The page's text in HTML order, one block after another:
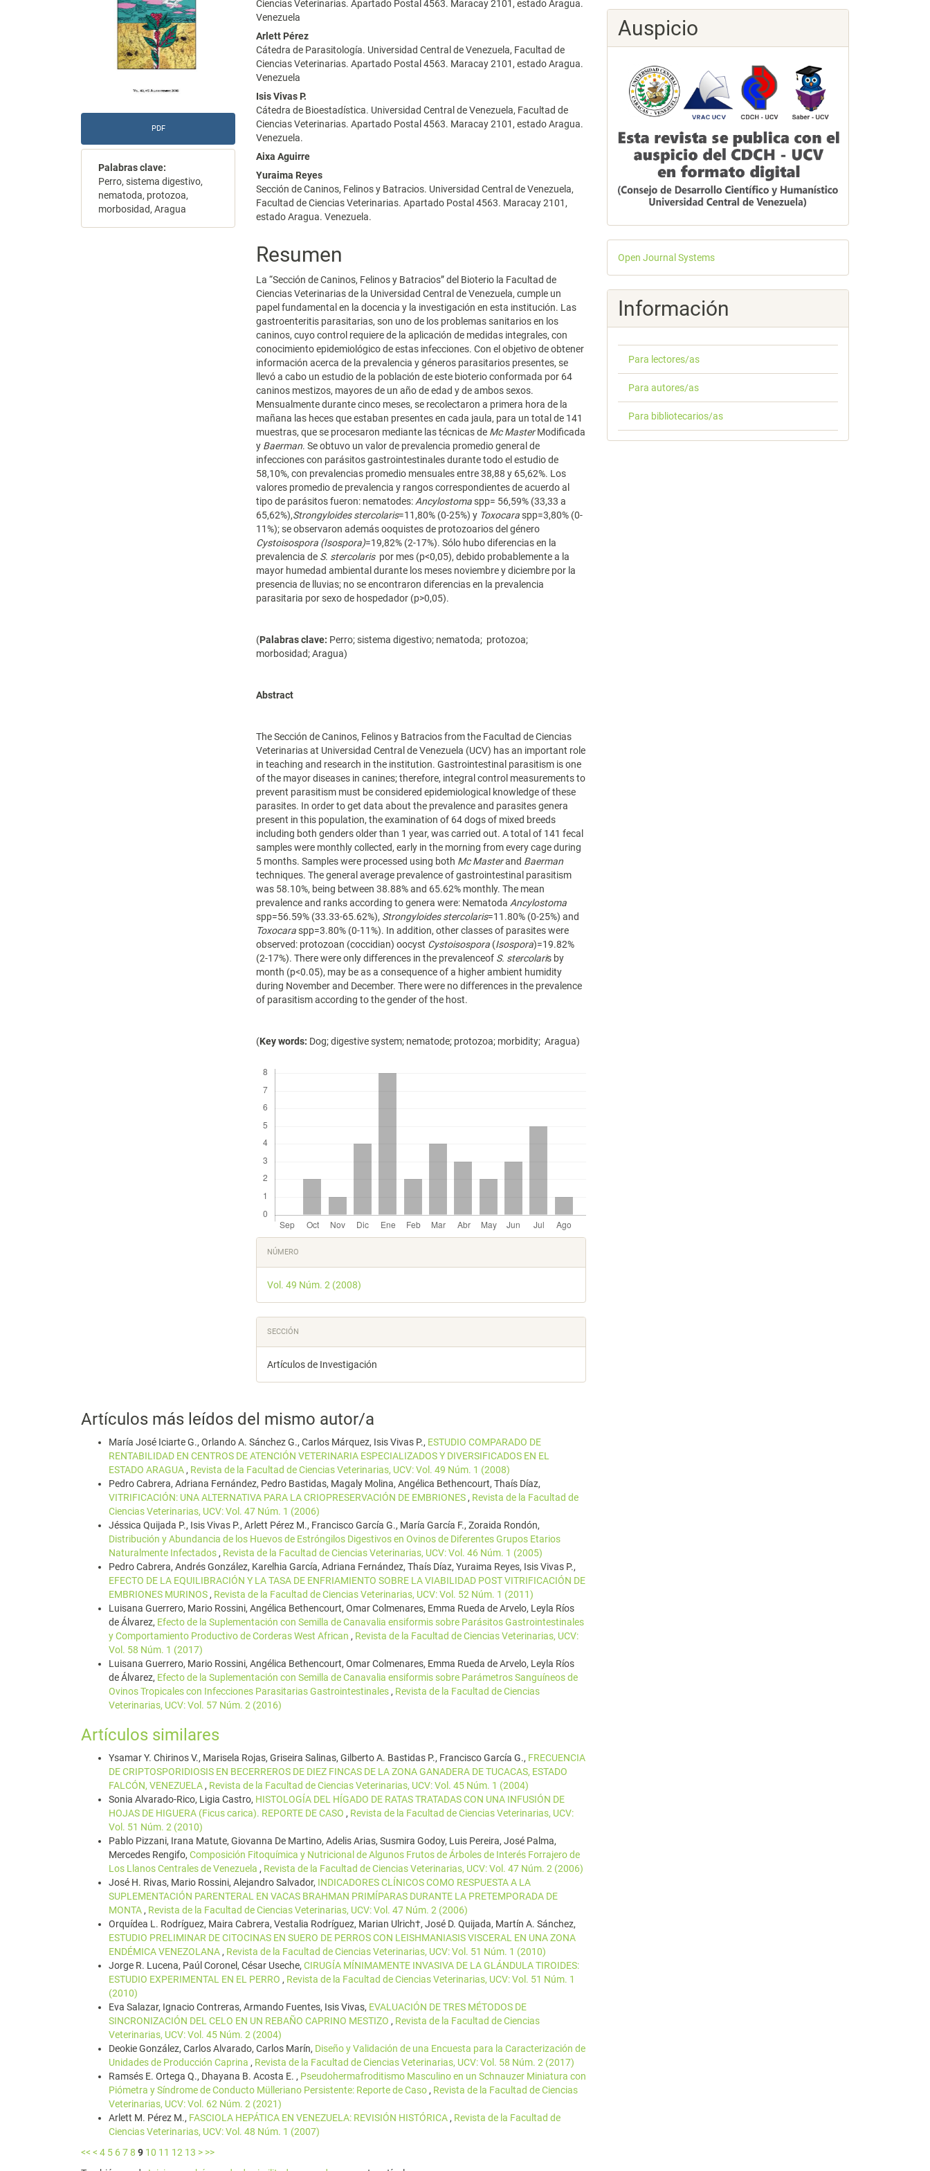
PDF
Palabras clave:
Perro, sistema digestivo,
nematoda, protozoa,
morbosidad, Aragua
Ciencias Veterinarias. Apartado Postal 4563. Maracay 2101, estado Aragua.
Venezuela
Arlett Pérez
Cátedra de Parasitología. Universidad Central de Venezuela, Facultad de
Ciencias Veterinarias. Apartado Postal 4563. Maracay 2101, estado Aragua.
Venezuela
Isis Vivas P.
Cátedra de Bioestadística. Universidad Central de Venezuela, Facultad de
Ciencias Veterinarias. Apartado Postal 4563. Maracay 2101, estado Aragua.
Venezuela.
Aixa Aguirre
Yuraima Reyes
Sección de Caninos, Felinos y Batracios. Universidad Central de Venezuela,
Facultad de Ciencias Veterinarias. Apartado Postal 4563. Maracay 2101,
estado Aragua. Venezuela.
Resumen
La “Sección de Caninos, Felinos y Batracios” del Bioterio la Facultad de
Ciencias Veterinarias de la Universidad Central de Venezuela, cumple un
papel fundamental en la docencia y la investigación en esta institución. Las
gastroenteritis parasitarias, son uno de los problemas sanitarios en los
caninos, cuyo control requiere de la aplicación de medidas integrales, con
conocimiento epidemiológico de estas infecciones. Con el objetivo de obtener
información acerca de la prevalencia y géneros parasitarios presentes, se
llevó a cabo un estudio de la población de este bioterio conformada por 64
caninos mestizos, mayores de un año de edad y de ambos sexos.
Mensualmente durante cinco meses, se recolectaron a primera hora de la
mañana las heces que estaban presentes en cada jaula, para un total de 141
muestras, que se procesaron mediante las técnicas de Mc MasterModificada
y Baerman. Se obtuvo un valor de prevalencia promedio general de
infecciones con parásitos gastrointestinales durante todo el estudio de
58,10%, con prevalencias promedio mensuales entre 38,88 y 65,62%. Los
valores promedio de prevalencia y rangos correspondientes de acuerdo al
tipo de parásitos fueron: nematodes: Ancylostomaspp= 56,59% (33,33 a
65,62%),Strongyloides stercolaris=11,80% (0-25%) y Toxocaraspp=3,80% (0-
11%); se observaron además ooquistes de protozoarios del género
Cystoisospora (Isospora)=19,82% (2-17%). Sólo hubo diferencias en la
prevalencia de S. stercolarispor mes (p<0,05), debido probablemente a la
mayor humedad ambiental durante los meses noviembre y diciembre por la
presencia de lluvias; no se encontraron diferencias en la prevalencia
parasitaria por sexo de hospedador (p>0,05).
(Palabras clave: Perro; sistema digestivo; nematoda; protozoa;
morbosidad; Aragua)
Abstract
The Sección de Caninos, Felinos y Batracios from the Facultad de Ciencias
Veterinarias at Universidad Central de Venezuela (UCV) has an important role
in teaching and research in the institution. Gastrointestinal parasitism is one
of the mayor diseases in canines; therefore, integral control measurements to
prevent parasitism must be considered epidemiological knowledge of these
parasites. In order to get data about the prevalence and parasites genera
present in this population, the examination of 64 dogs of mixed breeds
including both genders older than 1 year, was carried out. A total of 141 fecal
samples were monthly collected, early in the morning from every cage during
5 months. Samples were processed using both Mc Masterand Baerman
techniques. The general average prevalence of gastrointestinal parasitism
was 58.10%, being between 38.88% and 65.62% monthly. The mean
prevalence and ranks according to genera were: Nematoda Ancylostoma
spp=56.59% (33.33-65.62%), Strongyloides stercolaris=11.80% (0-25%) and
Toxocaraspp=3.80% (0-11%). In addition, other classes of parasites were
observed: protozoan (coccidian) oocyst Cystoisospora (Isospora)=19.82%
(2-17%). There were only differences in the prevalenceof S. stercolaris by
month (p<0.05), may be as a consequence of a higher ambient humidity
during November and December. There were no differences in the prevalence
of parasitism according to the gender of the host.
(Key words: Dog; digestive system; nematode; protozoa; morbidity; Aragua)
Detalles
del
artículo
NÚMERO
Vol. 49 Núm. 2 (2008)
SECCIÓN
Artículos de Investigación
Artículos más leídos del mismo autor/a
María José Iciarte G., Orlando A. Sánchez G., Carlos Márquez, Isis Vivas P., ESTUDIO COMPARADO DE
RENTABILIDAD EN CENTROS DE ATENCIÓN VETERINARIA ESPECIALIZADOS Y DIVERSIFICADOS EN EL
ESTADO ARAGUA , Revista de la Facultad de Ciencias Veterinarias, UCV: Vol. 49 Núm. 1 (2008)
Pedro Cabrera, Adriana Fernández, Pedro Bastidas, Magaly Molina, Angélica Bethencourt, Thaís Díaz,
VITRIFICACIÓN: UNA ALTERNATIVA PARA LA CRIOPRESERVACIÓN DE EMBRIONES , Revista de la Facultad de
Ciencias Veterinarias, UCV: Vol. 47 Núm. 1 (2006)
Jéssica Quijada P., Isis Vivas P., Arlett Pérez M., Francisco García G., María García F., Zoraida Rondón,
Distribución y Abundancia de los Huevos de Estróngilos Digestivos en Ovinos de Diferentes Grupos Etarios
Naturalmente Infectados , Revista de la Facultad de Ciencias Veterinarias, UCV: Vol. 46 Núm. 1 (2005)
Pedro Cabrera, Andrés González, Karelhia García, Adriana Fernández, Thaís Díaz, Yuraima Reyes, Isis Vivas P.,
EFECTO DE LA EQUILIBRACIÓN Y LA TASA DE ENFRIAMIENTO SOBRE LA VIABILIDAD POST VITRIFICACIÓN DE
EMBRIONES MURINOS , Revista de la Facultad de Ciencias Veterinarias, UCV: Vol. 52 Núm. 1 (2011)
Luisana Guerrero, Mario Rossini, Angélica Bethencourt, Omar Colmenares, Emma Rueda de Arvelo, Leyla Ríos
de Álvarez, Efecto de la Suplementación con Semilla de Canavalia ensiformis sobre Parásitos Gastrointestinales
y Comportamiento Productivo de Corderas West African , Revista de la Facultad de Ciencias Veterinarias, UCV:
Vol. 58 Núm. 1 (2017)
Luisana Guerrero, Mario Rossini, Angélica Bethencourt, Omar Colmenares, Emma Rueda de Arvelo, Leyla Ríos
de Álvarez, Efecto de la Suplementación con Semilla de Canavalia ensiformis sobre Parámetros Sanguíneos de
Ovinos Tropicales con Infecciones Parasitarias Gastrointestinales , Revista de la Facultad de Ciencias
Veterinarias, UCV: Vol. 57 Núm. 2 (2016)
Artículos similares
Ysamar Y. Chirinos V., Marisela Rojas, Griseira Salinas, Gilberto A. Bastidas P., Francisco García G., FRECUENCIA
DE CRIPTOSPORIDIOSIS EN BECERREROS DE DIEZ FINCAS DE LA ZONA GANADERA DE TUCACAS, ESTADO
FALCÓN, VENEZUELA , Revista de la Facultad de Ciencias Veterinarias, UCV: Vol. 45 Núm. 1 (2004)
Sonia Alvarado-Rico, Ligia Castro, HISTOLOGÍA DEL HÍGADO DE RATAS TRATADAS CON UNA INFUSIÓN DE
HOJAS DE HIGUERA (Ficus carica). REPORTE DE CASO , Revista de la Facultad de Ciencias Veterinarias, UCV:
Vol. 51 Núm. 2 (2010)
Pablo Pizzani, Irana Matute, Giovanna De Martino, Adelis Arias, Susmira Godoy, Luis Pereira, José Palma,
Mercedes Rengifo, Composición Fitoquímica y Nutricional de Algunos Frutos de Árboles de Interés Forrajero de
Los Llanos Centrales de Venezuela , Revista de la Facultad de Ciencias Veterinarias, UCV: Vol. 47 Núm. 2 (2006)
José H. Rivas, Mario Rossini, Alejandro Salvador, INDICADORES CLÍNICOS COMO RESPUESTA A LA
SUPLEMENTACIÓN PARENTERAL EN VACAS BRAHMAN PRIMÍPARAS DURANTE LA PRETEMPORADA DE
MONTA , Revista de la Facultad de Ciencias Veterinarias, UCV: Vol. 47 Núm. 2 (2006)
Orquídea L. Rodríguez, Maira Cabrera, Vestalia Rodríguez, Marian Ulrich†, José D. Quijada, Martín A. Sánchez,
ESTUDIO PRELIMINAR DE CITOCINAS EN SUERO DE PERROS CON LEISHMANIASIS VISCERAL EN UNA ZONA
ENDÉMICA VENEZOLANA , Revista de la Facultad de Ciencias Veterinarias, UCV: Vol. 51 Núm. 1 (2010)
Jorge R. Lucena, Paúl Coronel, César Useche, CIRUGÍA MÍNIMAMENTE INVASIVA DE LA GLÁNDULA TIROIDES:
ESTUDIO EXPERIMENTAL EN EL PERRO , Revista de la Facultad de Ciencias Veterinarias, UCV: Vol. 51 Núm. 1
(2010)
Eva Salazar, Ignacio Contreras, Armando Fuentes, Isis Vivas, EVALUACIÓN DE TRES MÉTODOS DE
SINCRONIZACIÓN DEL CELO EN UN REBAÑO CAPRINO MESTIZO , Revista de la Facultad de Ciencias
Veterinarias, UCV: Vol. 45 Núm. 2 (2004)
Deokie González, Carlos Alvarado, Carlos Marín, Diseño y Validación de una Encuesta para la Caracterización de
Unidades de Producción Caprina , Revista de la Facultad de Ciencias Veterinarias, UCV: Vol. 58 Núm. 2 (2017)
Ramsés E. Ortega Q., Dhayana B. Acosta E. , Pseudohermafroditismo Masculino en un Schnauzer Miniatura con
Piómetra y Síndrome de Conducto Mülleriano Persistente: Reporte de Caso , Revista de la Facultad de Ciencias
Veterinarias, UCV: Vol. 62 Núm. 2 (2021)
Arlett M. Pérez M., FASCIOLA HEPÁTICA EN VENEZUELA: REVISIÓN HISTÓRICA , Revista de la Facultad de
Ciencias Veterinarias, UCV: Vol. 48 Núm. 1 (2007)
<< < 4 5 678 9 10 11 12 13 > >>
Auspicio
Desarrollado
por
Open Journal Systems
Información
Para lectores/as
Para autores/as
Para bibliotecarios/as